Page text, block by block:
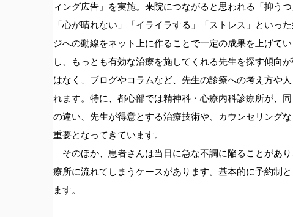
ィング広告」を実施。来院につながると思われる「抑う
「心が晴れない」「イライラする」「ストレス」といっ
ジへの動線をネット上に作ることで一定の成果を上げて
し、もっとも有効な治療を施してくれる先生を探す傾向
はなく、ブログやコラムなど、先生の診療への考え方や
れます。特に、都心部では精神科・心療内科診療所が、
の違い、先生が得意とする治療技術や、カウンセリング
重要となってきています。
そのほか、患者さんは当日に急な不調に陥ることがあ
療所に流れてしまうケースがあります。基本的に予約制
ます。